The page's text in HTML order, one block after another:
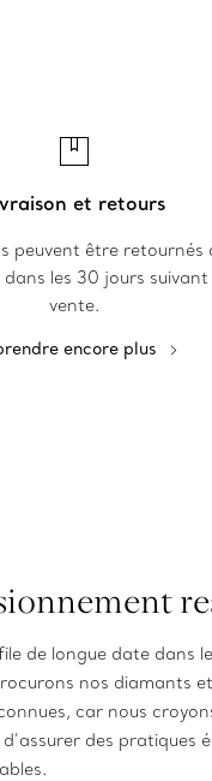
et retours
peuvent être retournés
dans les 30 jours suivant
vente.
encore plus
de longue date dans
nos diamants
car nous
des pratiques